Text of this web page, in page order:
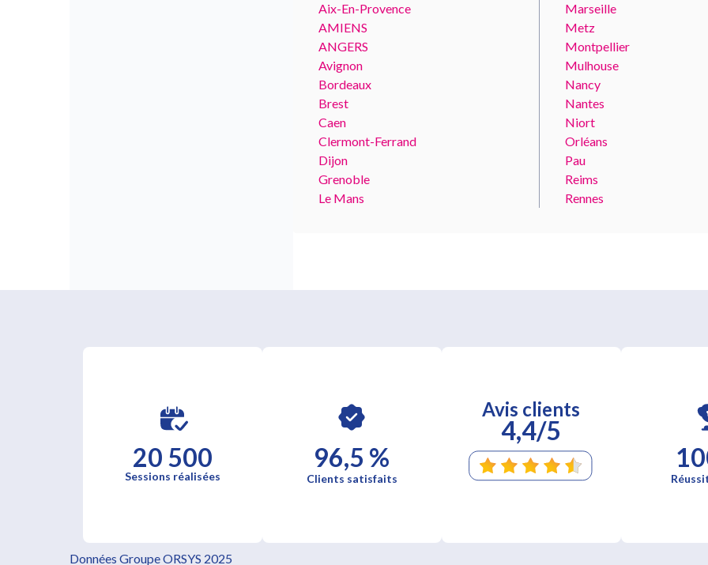
Aix-En-Provence
AMIENS
ANGERS
Avignon
Bordeaux
Brest
Caen
Clermont-Ferrand
Dijon
Grenoble
Le Mans
Marseille
Metz
Montpellier
Mulhouse
Nancy
Nantes
Niort
Orléans
Pau
Reims
Rennes
20 500
Sessions réalisées
96,5 %
Clients satisfaits
Avis clients
4,4/5
Données Groupe ORSYS 2025